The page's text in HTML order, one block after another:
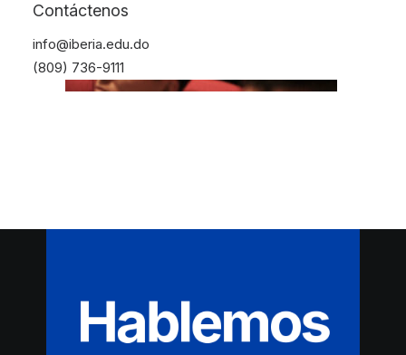
Contáctenos
info@iberia.edu.do
(809) 736-9111
Hablemos